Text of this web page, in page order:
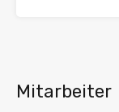
Mitarbeiter